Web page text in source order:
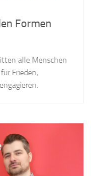
Formen
alle Menschen
Frieden,